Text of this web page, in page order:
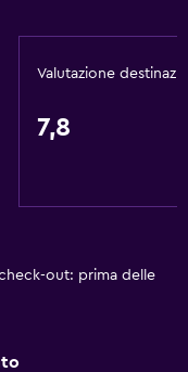
Valutazione
7,8
out: prima delle